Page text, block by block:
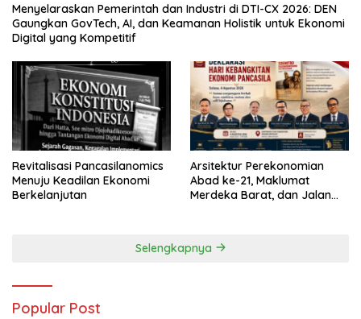
Menyelaraskan Pemerintah dan Industri di DTI-CX 2026: DEN
Gaungkan GovTech, AI, dan Keamanan Holistik untuk Ekonomi
Digital yang Kompetitif
Revitalisasi Pancasilanomics
Menuju Keadilan Ekonomi
Berkelanjutan
Arsitektur Perekonomian
Abad ke-21, Maklumat
Merdeka Barat, dan Jalan
Selengkapnya
Popular Post